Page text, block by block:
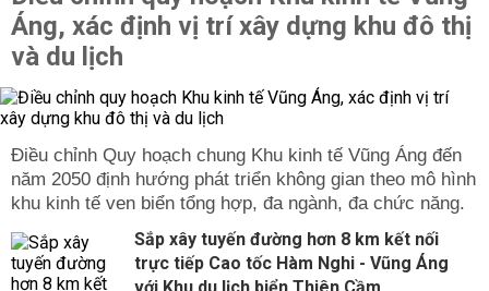
Áng, xác định vị trí xây dựng khu đô thị
và du lịch
Điều chỉnh Quy hoạch chung Khu kinh tế Vũng Áng đến
năm 2050 định hướng phát triển không gian theo mô hình
khu kinh tế ven biển tổng hợp, đa ngành, đa chức năng.
Sắp xây tuyến đường hơn 8 km kết nối
trực tiếp Cao tốc Hàm Nghi - Vũng Áng